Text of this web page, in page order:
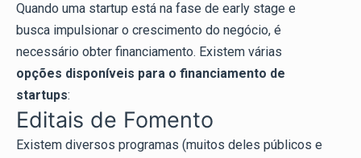
Quando uma startup está na fase de early stage e
busca impulsionar o crescimento do negócio, é
necessário obter financiamento. Existem várias
opções disponíveis para o financiamento de
startups:
Editais de Fomento
Existem diversos programas (muitos deles públicos e